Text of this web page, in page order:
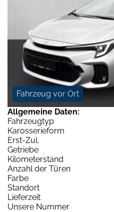
Fahrzeug vor Ort
Allgemeine Daten:
Fahrzeugtyp
Karosserieform
Erst-Zul.
Getriebe
Kilometerstand
Anzahl der Türen
Farbe
Standort
Lieferzeit
Unsere Nummer